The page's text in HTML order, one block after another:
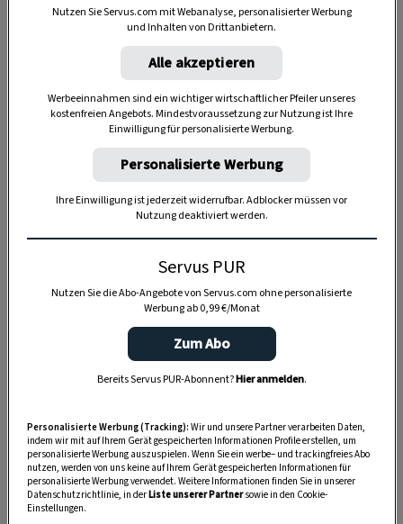
Anzeige
SPEICHERN DRUCKEN
Zutaten
Nutzen Sie Servus.com mit Webanalyse, personalisierter Werbung
und Inhalten von Drittanbietern.
Alle akzeptieren
Werbeeinnahmen sind ein wichtiger wirtschaftlicher Pfeiler unseres
kostenfreien Angebots. Mindestvoraussetzung zur Nutzung ist Ihre
Einwilligung für personalisierte Werbung.
Personalisierte Werbung
Ihre Einwilligung ist jederzeit widerrufbar. Adblocker müssen vor
Nutzung deaktiviert werden.
Servus PUR
Nutzen Sie die Abo-Angebote von Servus.com ohne personalisierte
Werbung ab 0,99 €/Monat
Zum Abo
Bereits Servus PUR-Abonnent?Hier anmelden.
Personalisierte Werbung (Tracking): Wir und unsere Partner verarbeiten Daten,
indem wir mit auf Ihrem Gerät gespeicherten Informationen Profile erstellen, um
personalisierte Werbung auszuspielen. Wenn Sie ein werbe– und trackingfreies Abo
nutzen, werden von uns keine auf Ihrem Gerät gespeicherten Informationen für
personalisierte Werbung verwendet. Weitere Informationen finden Sie in unserer
Datenschutzrichtlinie, in derListe unserer Partnersowie in den Cookie-
Einstellungen.